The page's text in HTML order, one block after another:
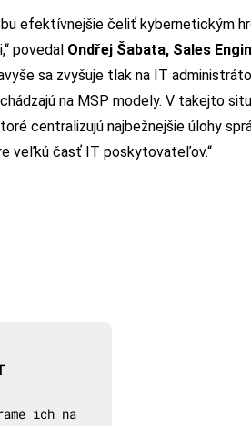
efektívnejšie čeliť kybernetickým
povedal Ondřej Šabata, Sales
sa zvyšuje tlak na IT
na MSP modely. V takejto
centralizujú najbežnejšie úlohy
veľkú časť IT poskytovateľov.“
ich na